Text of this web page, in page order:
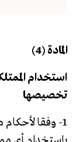
المادة (4)
استخدام
تخصيصها
1- وفقا